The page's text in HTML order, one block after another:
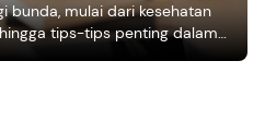
bunda, mulai dari kesehatan
tips-tips penting dalam